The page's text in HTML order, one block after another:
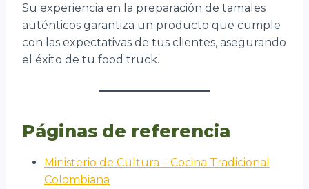
Su experiencia en la preparación de tamales
auténticos garantiza un producto que cumple
con las expectativas de tus clientes, asegurando
el éxito de tu food truck.
Páginas de referencia
Ministerio de Cultura – Cocina Tradicional
Colombiana